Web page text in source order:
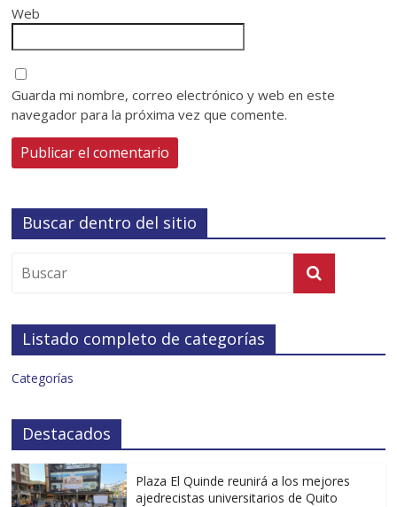
Web
Guarda mi nombre, correo electrónico y web en este
navegador para la próxima vez que comente.
Buscar dentro del sitio
Listado completo de categorías
Categorías
Destacados
Plaza El Quinde reunirá a los mejores
ajedrecistas universitarios de Quito